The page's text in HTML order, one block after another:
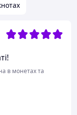
в монетах та